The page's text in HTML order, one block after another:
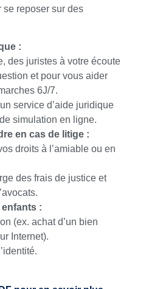
se reposer sur des
:
des juristes à votre écoute
et pour vous aider
6J/7.
service d’aide juridique
simulation en ligne.
en cas de litige :
droits à l’amiable ou en
des frais de justice et
:
(ex. achat d’un bien
Internet).